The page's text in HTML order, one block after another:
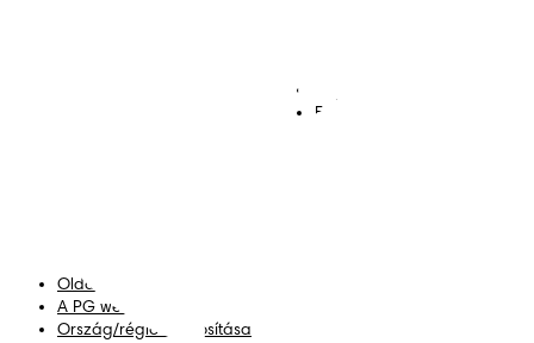
Felhasználási feltételek
Oldaltérkép
A PG weboldala
Ország/régió módosítása